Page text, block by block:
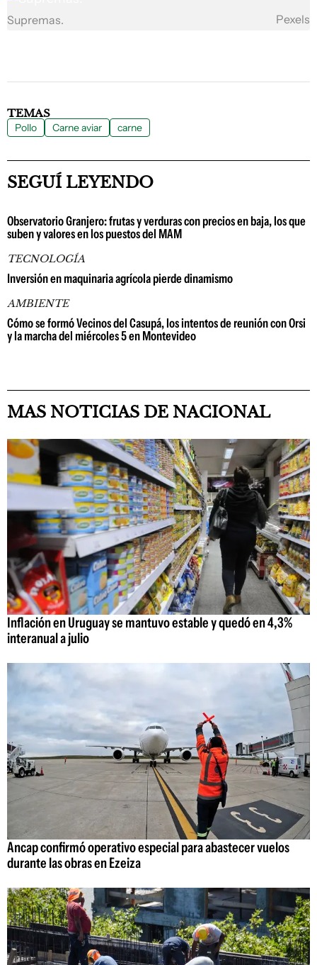
Supremas. Pexels
TEMAS
Pollo Carne aviar carne
SEGUÍ LEYENDO
Observatorio Granjero: frutas y verduras con precios en baja, los que
suben y valores en los puestos del MAM
TECNOLOGÍA
Inversión en maquinaria agrícola pierde dinamismo
AMBIENTE
Cómo se formó Vecinos del Casupá, los intentos de reunión con Orsi
y la marcha del miércoles 5 en Montevideo
MAS NOTICIAS DE NACIONAL
Inflación en Uruguay se mantuvo estable y quedó en 4,3%
interanual a julio
Ancap confirmó operativo especial para abastecer vuelos
durante las obras en Ezeiza